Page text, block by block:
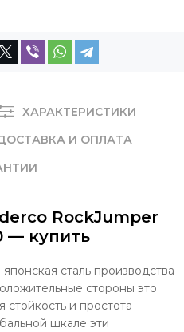
ХАРАКТЕРИСТИКИ
И ОПЛАТА
RockJumper
— купить
японская сталь производства
стороны это
стойкость и простота
шкале эти